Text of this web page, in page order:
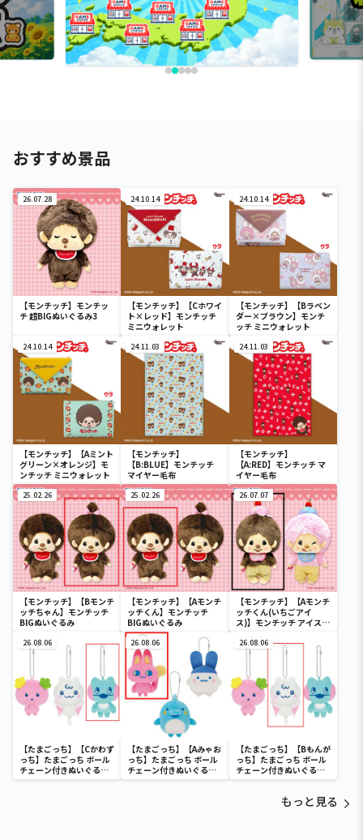
おすすめ景品
26.07.28
【モンチッチ】モンチッ
チ 超BIGぬいぐるみ3
24.10.14
【モンチッチ】【Cホワイ
ト×レッド】モンチッチ
ミニウォレット
24.10.14
【モンチッチ】【Bラベン
ダー×ブラウン】モンチ
ッチ ミニウォレット
24.10.14
【モンチッチ】【Aミント
グリーン×オレンジ】モ
ンチッチ ミニウォレット
24.11.03
【モンチッチ】
【B:BLUE】モンチッチ
マイヤー毛布
24.11.03
【モンチッチ】
【A:RED】モンチッチ マ
イヤー毛布
25.02.26
【モンチッチ】【Bモンチ
ッチちゃん】モンチッチ
BIGぬいぐるみ
25.02.26
【モンチッチ】【Aモンチ
ッチくん】モンチッチ
BIGぬいぐるみ
26.07.07
【モンチッチ】【Aモンチ
ッチくん(いちごアイ
ス)】モンチッチ アイス大
26.08.06
【たまごっち】【Cかわず
っち】たまごっち ボール
チェーン付きぬいぐるみ
～Tamagotchi
26.08.06
【たまごっち】【Aみゃお
っち】たまごっち ボール
チェーン付きぬいぐるみ
～Tamagotchi
26.08.06
【たまごっち】【Bもんが
っち】たまごっち ボール
チェーン付きぬいぐるみ
～Tamagotchi
もっと見る